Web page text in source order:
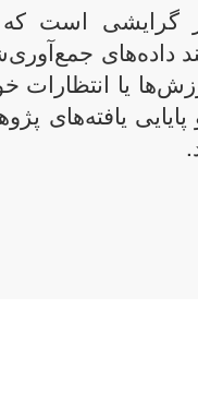
است که
داده‌های
یا
پایایی یافته‌های